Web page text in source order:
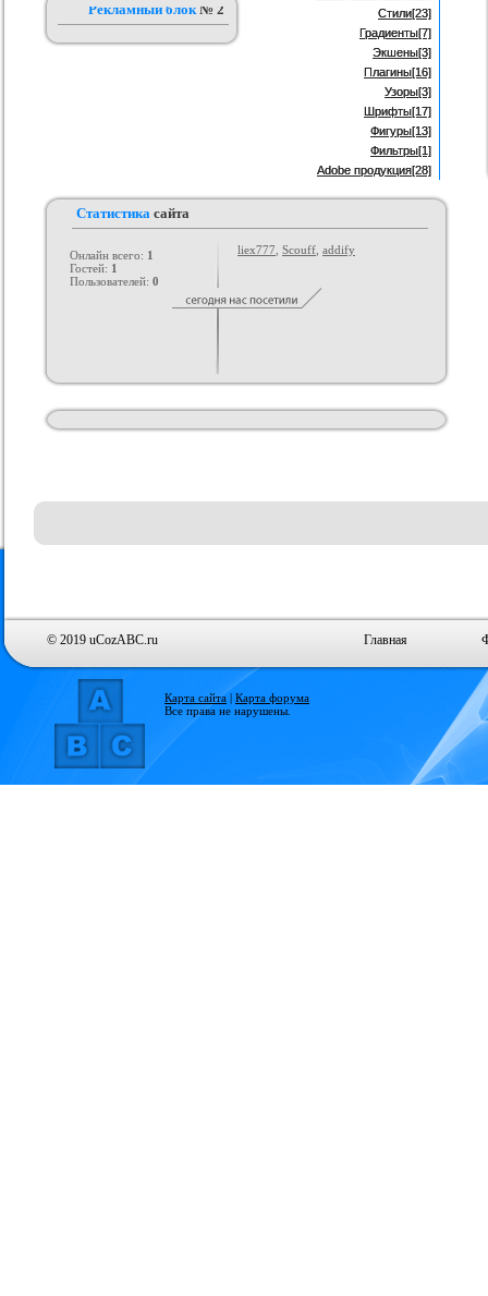
Рекламный блок№ 2
Стили[23]
Градиенты[7]
Экшены[3]
Плагины[16]
Узоры[3]
Шрифты[17]
Фигуры[13]
Фильтры[1]
Adobe продукция[28]
Статистика сайта
Онлайн всего: 1
Гостей: 1
Пользователей: 0
liex777 Scouff addify
© 2019 uCozABC.ru Главная
Карта сайта | Карта форума
Все права не нарушены.